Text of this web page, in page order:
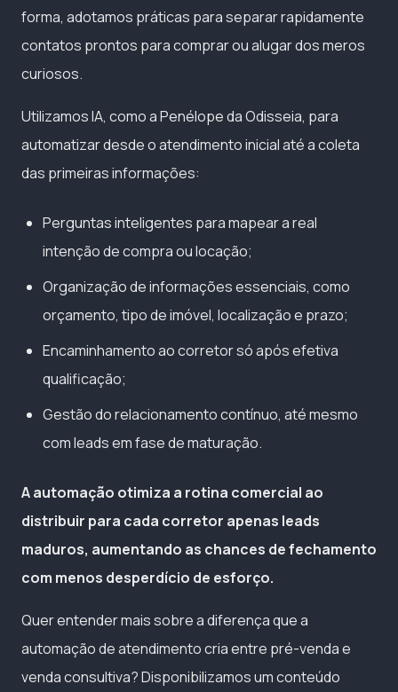
forma, adotamos práticas para separar rapidamente
contatos prontos para comprar ou alugar dos meros
curiosos.
Utilizamos IA, como a Penélope da Odisseia, para
automatizar desde o atendimento inicial até a coleta
das primeiras informações:
Perguntas inteligentes para mapear a real
intenção de compra ou locação;
Organização de informações essenciais, como
orçamento, tipo de imóvel, localização e prazo;
Encaminhamento ao corretor só após efetiva
qualificação;
Gestão do relacionamento contínuo, até mesmo
com leads em fase de maturação.
A automação otimiza a rotina comercial ao
distribuir para cada corretor apenas leads
maduros, aumentando as chances de fechamento
com menos desperdício de esforço.
Quer entender mais sobre a diferença que a
automação de atendimento cria entre pré-venda e
venda consultiva? Disponibilizamos um conteúdo